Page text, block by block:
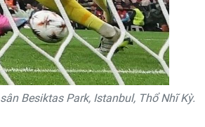
Besiktas Park, Istanbul, Thổ Nhĩ Kỳ.